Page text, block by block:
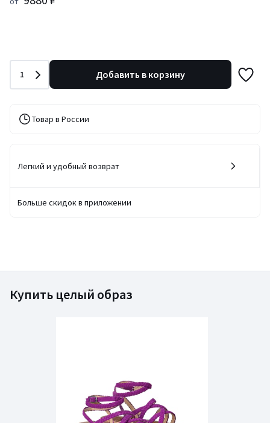
Количество
1 Добавить в корзину
Товар в России
Легкий и удобный возврат
Больше скидок в приложении
Купить целый образ